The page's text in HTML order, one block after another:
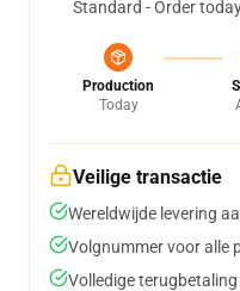
Standard - Order
Production
Today
Veilige transactie
Wereldwijde levering
Volgnummer voor alle
Volledige